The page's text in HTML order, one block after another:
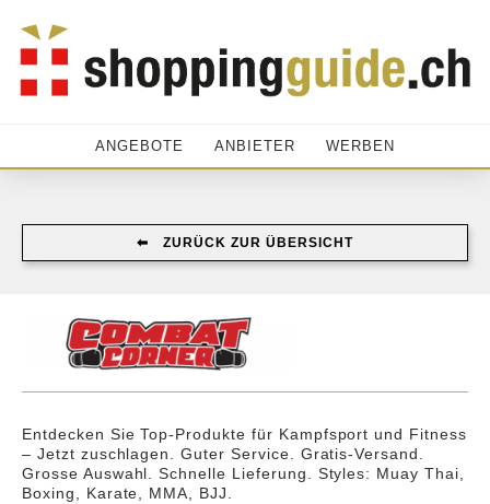
ANGEBOTE ANBIETER WERBEN
⬅︎ ZURÜCK ZUR ÜBERSICHT
Entdecken Sie Top-Produkte für Kampfsport und Fitness
– Jetzt zuschlagen. Guter Service. Gratis-Versand.
Grosse Auswahl. Schnelle Lieferung. Styles: Muay Thai,
Boxing, Karate, MMA, BJJ.